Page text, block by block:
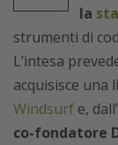
la
strumenti di
L’intesa
acquisisce una
Windsurf e,
co-fondatore